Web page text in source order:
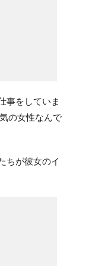
事をしていま
の女性なんで
ちが彼女のイ